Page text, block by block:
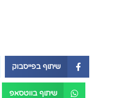
שיתוף בפייסבוק
שיתוף בווטסאפ